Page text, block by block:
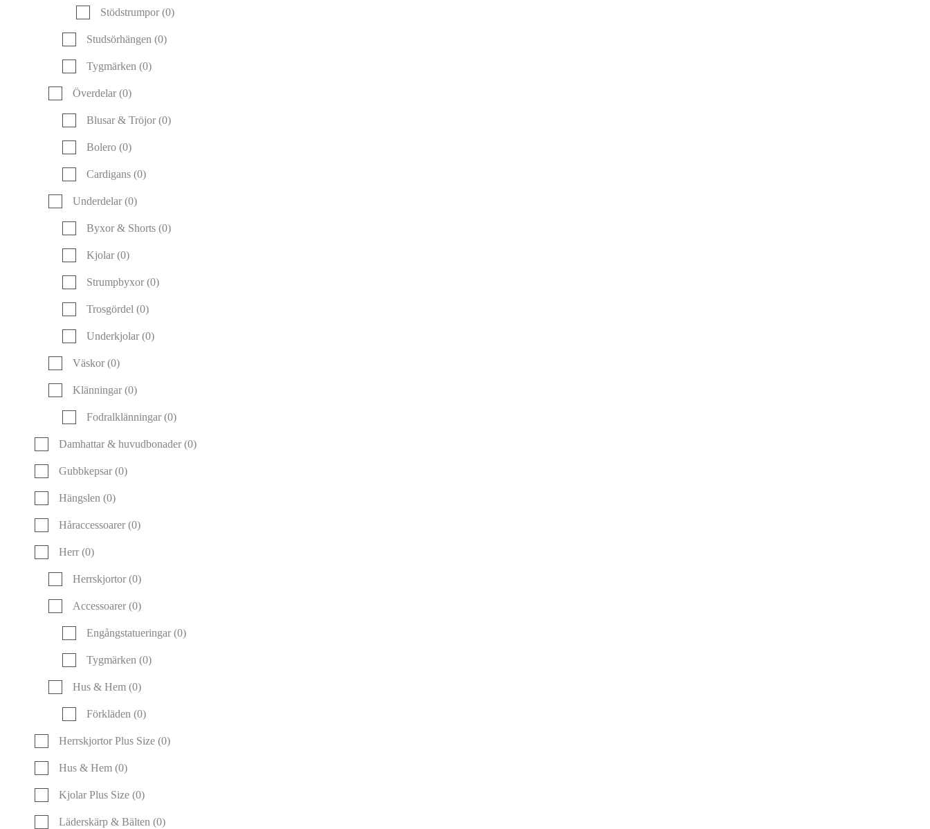
Stödstrumpor (0)
Studsörhängen (0)
Tygmärken (0)
Överdelar (0)
Blusar & Tröjor (0)
Bolero (0)
Cardigans (0)
Underdelar (0)
Byxor & Shorts (0)
Kjolar (0)
Strumpbyxor (0)
Trosgördel (0)
Underkjolar (0)
Väskor (0)
Klänningar (0)
Fodralklänningar (0)
Damhattar & huvudbonader (0)
Gubbkepsar (0)
Hängslen (0)
Håraccessoarer (0)
Herr (0)
Herrskjortor (0)
Accessoarer (0)
Engångstatueringar (0)
Tygmärken (0)
Hus & Hem (0)
Förkläden (0)
Herrskjortor Plus Size (0)
Hus & Hem (0)
Kjolar Plus Size (0)
Läderskärp & Bälten (0)